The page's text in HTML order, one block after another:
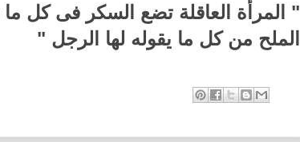
" المرأة العاقلة تضع السكر فى كل ما
الملح من كل ما يقوله لها الرجل "